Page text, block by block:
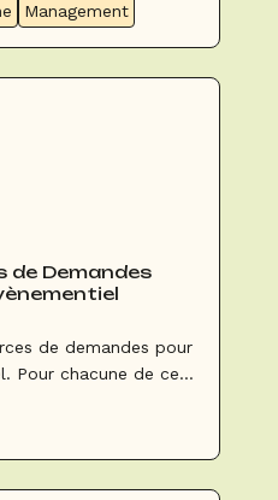
Management
de Demandes
de demandes pour
Pour chacune de ces